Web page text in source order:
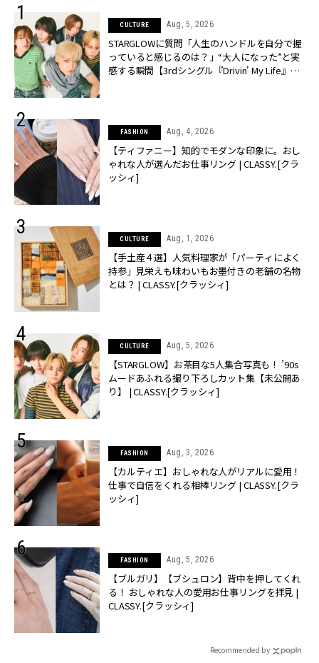
CULTURE Aug, 5, 2026
STARGLOWに質問「人生のハンドルを自分で握
っていると感じるのは？」“大️人になった”と実
感する瞬間【3rdシングル『Drivin' My Life』発
FASHION Aug, 4, 2026
【ティファニー】知的でモダンな印象に。おし
ゃれな人が選んだお仕事リング | CLASSY.[クラ
ッシィ]
CULTURE Aug, 1, 2026
【手土産４選】人気料理家が「パーティによく
持参」見栄えも味わいもお墨付きの老舗の名物
とは？ | CLASSY.[クラッシィ]
CULTURE Aug, 5, 2026
【STARGLOW】お茶目な5人集合写真も！ ’90s
ムードあふれる撮り下ろしカット集【未公開あ
り】 | CLASSY.[クラッシィ]
FASHION Aug, 3, 2026
【カルティエ】おしゃれな人がリアルに愛用！
仕事で自信をくれる相棒リング | CLASSY.[クラ
ッシィ]
FASHION Aug, 5, 2026
【ブルガリ】【ブシュロン】背中を押してくれ
る！ おしゃれな人の愛用お仕事リングを拝見 |
CLASSY.[クラッシィ]
Recommended by